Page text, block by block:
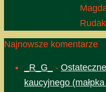
Najnowsze komentarze
_R_G_ -
kaucyjnego